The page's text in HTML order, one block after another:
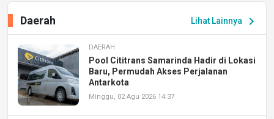
Lihat Lainnya chevron_right
Daerah
DAERAH
Pool Cititrans Samarinda Hadir di Lokasi
Baru, Permudah Akses Perjalanan
Antarkota
Minggu, 02 Agu 2026 14:37